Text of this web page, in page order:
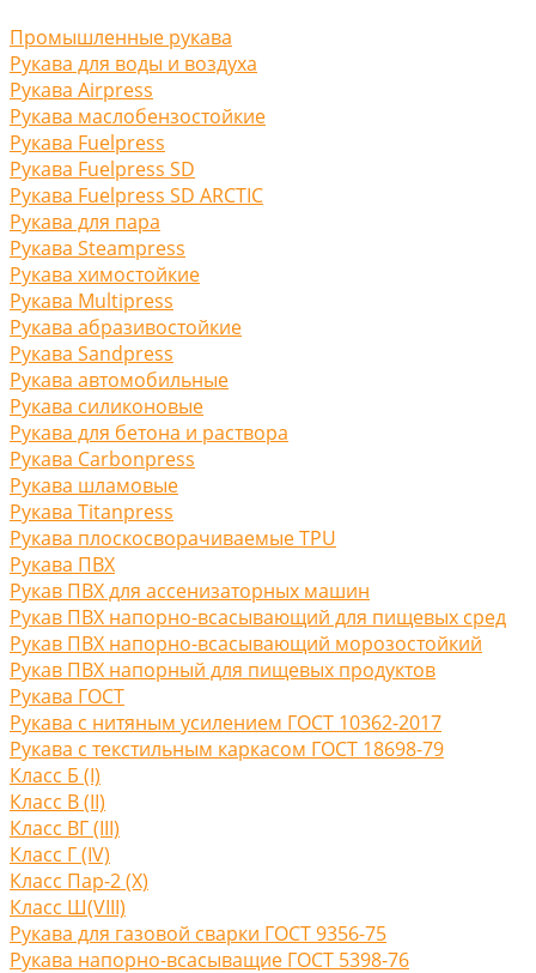
Промышленные рукава
Рукава для воды и воздуха
Рукава Airpress
Рукава маслобензостойкие
Рукава Fuelpress
Рукава Fuelpress SD
Рукава Fuelpress SD ARCTIC
Рукава для пара
Рукава Steampress
Рукава химостойкие
Рукава Multipress
Рукава абразивостойкие
Рукава Sandpress
Рукава автомобильные
Рукава силиконовые
Рукава для бетона и раствора
Рукава Carbonpress
Рукава шламовые
Рукава Titanpress
Рукава плоскосворачиваемые TPU
Рукава ПВХ
Рукав ПВХ для ассенизаторных машин
Рукав ПВХ напорно-всасывающий для пищевых сред
Рукав ПВХ напорно-всасывающий морозостойкий
Рукав ПВХ напорный для пищевых продуктов
Рукава ГОСТ
Рукава с нитяным усилением ГОСТ 10362-2017
Рукава с текстильным каркасом ГОСТ 18698-79
Класс Б (I)
Класс В (II)
Класс ВГ (III)
Класс Г (IV)
Класс Пар-2 (X)
Класс Ш(VIII)
Рукава для газовой сварки ГОСТ 9356-75
Рукава напорно-всасыващие ГОСТ 5398-76